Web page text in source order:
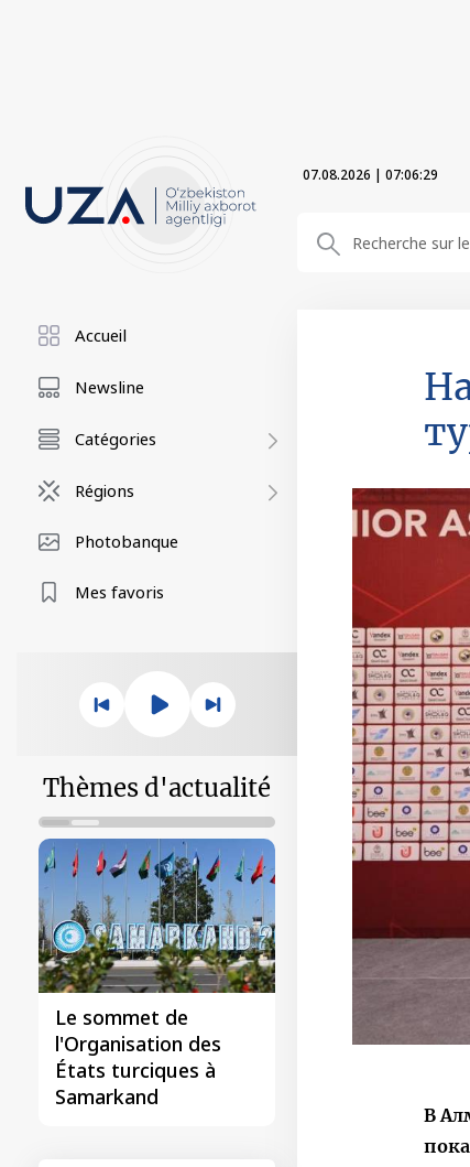
07.08.2026 | 07:06:30
Accueil
Newsline
Catégories
Régions
Photobanque
Mes favoris
Thèmes d'actualité
Le sommet de
l'Organisation des
États turciques à
Samarkand
В